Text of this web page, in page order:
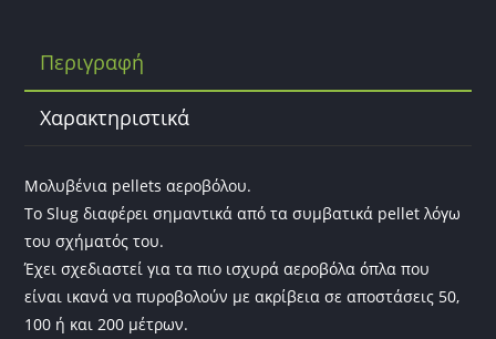
o
o
Περιγραφή
Χαρακτηριστικά
Μολυβένια pellets αεροβόλου.
Το Slug διαφέρει σημαντικά από τα συμβατικά pellet λόγω
του σχήματός του.
Έχει σχεδιαστεί για τα πιο ισχυρά αεροβόλα όπλα που
είναι ικανά να πυροβολούν με ακρίβεια σε αποστάσεις 50,
100 ή και 200 ​​μέτρων.